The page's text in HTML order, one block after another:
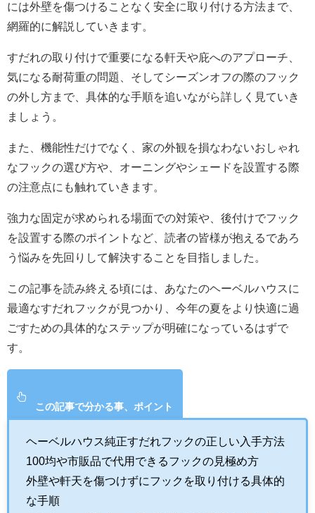
には外壁を傷つけることなく安全に取り付ける方法まで、
網羅的に解説していきます。
すだれの取り付けで重要になる軒天や庇へのアプローチ、
気になる耐荷重の問題、そしてシーズンオフの際のフック
の外し方まで、具体的な手順を追いながら詳しく見ていき
ましょう。
また、機能性だけでなく、家の外観を損なわないおしゃれ
なフックの選び方や、オーニングやシェードを設置する際
の注意点にも触れていきます。
強力な固定が求められる場面での対策や、後付けでフック
を設置する際のポイントなど、読者の皆様が抱えるであろ
う悩みを先回りして解決することを目指しました。
この記事を読み終える頃には、あなたのヘーベルハウスに
最適なすだれフックが見つかり、今年の夏をより快適に過
ごすための具体的なステップが明確になっているはずで
す。
この記事で分かる事、ポイント
ヘーベルハウス純正すだれフックの正しい入手方法
100均や市販品で代用できるフックの見極め方
外壁や軒天を傷つけずにフックを取り付ける具体的
な手順